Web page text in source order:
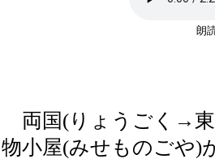
朗
両国(りょうごく→東
物小屋(みせものごや)